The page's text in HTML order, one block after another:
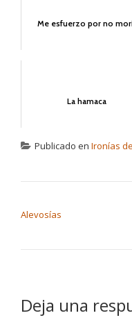
Me esfuerzo por no
La hamaca
Publicado en Ironías
Alevosías
Deja una